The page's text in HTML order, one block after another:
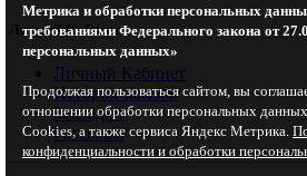
Личный Кабинет
Личный Кабинет
История заказов
Закладки
Рассылка
Метрика и обработки персональных
требованиями Федерального закона от
персональных данных»
Продолжая пользоваться сайтом, вы
отношении обработки персональных
Cookies, а также сервиса Яндекс Метрика.
конфиденциальности и обработки